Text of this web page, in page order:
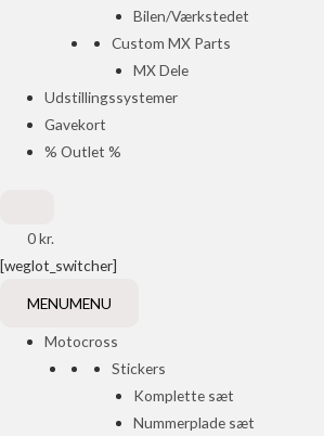
Bilen/Værkstedet
Custom MX Parts
MX Dele
Udstillingssystemer
Gavekort
% Outlet %
0kr.
[weglot_switcher]
MENUMENU
Motocross
Stickers
Komplette sæt
Nummerplade sæt